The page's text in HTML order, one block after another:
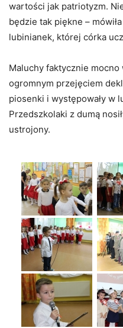
wartości jak patriotyzm.
będzie tak piękne –
lubinianek, której córka
Maluchy faktycznie
ogromnym przejęciem
piosenki i występowały w
Przedszkolaki z dumą
ustrojony.